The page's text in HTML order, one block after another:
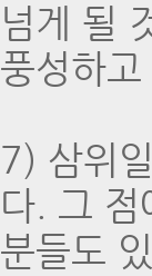
넘게 될
풍성하
7) 삼위
다. 그 점
분들도